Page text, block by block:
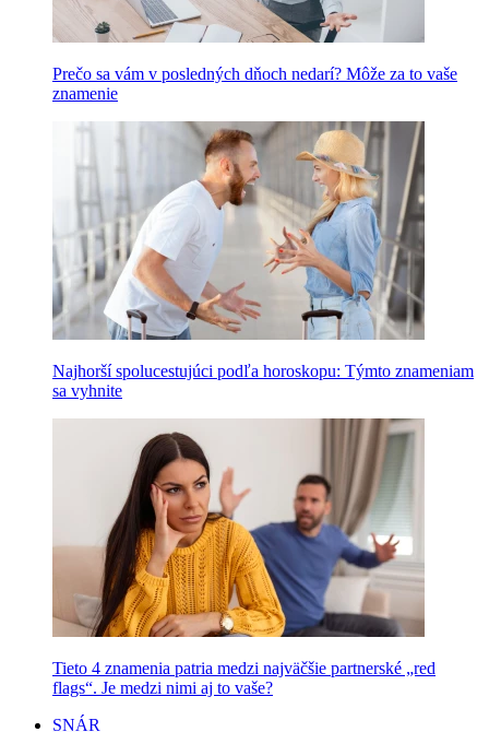
Prečo sa vám v posledných dňoch nedarí? Môže za to vaše
znamenie
Najhorší spolucestujúci podľa horoskopu: Týmto znameniam
sa vyhnite
Tieto 4 znamenia patria medzi najväčšie partnerské „red
flags“. Je medzi nimi aj to vaše?
SNÁR